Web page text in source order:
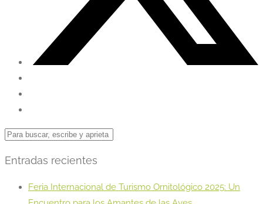
Entradas recientes
Feria Internacional de Turismo Ornitológico 2025: Un